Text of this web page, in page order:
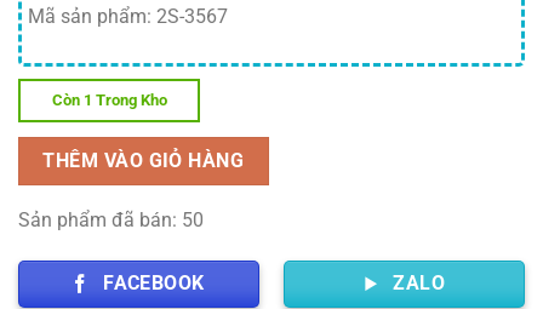
Mã sản phẩm: 2S-3567
Còn 1 Trong Kho
THÊM VÀO GIỎ HÀNG
Sản phẩm đã bán: 50
FACEBOOK ZALO